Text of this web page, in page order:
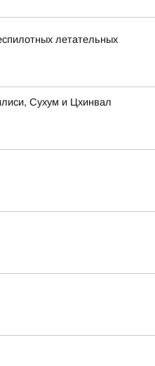
летательных
Сухум и Цхинвал